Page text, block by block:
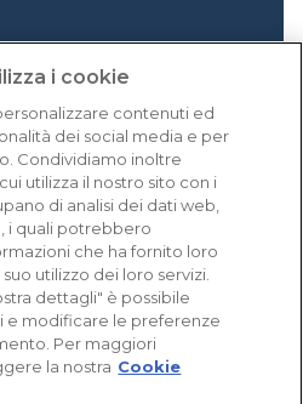
i cookie
contenuti ed
dei social media e per
Condividiamo inoltre
utilizza il nostro sito con i
di analisi dei dati web,
i quali potrebbero
che ha fornito loro
utilizzo dei loro servizi.
dettagli" è possibile
e modificare le preferenze
Per maggiori
la nostra Cookie